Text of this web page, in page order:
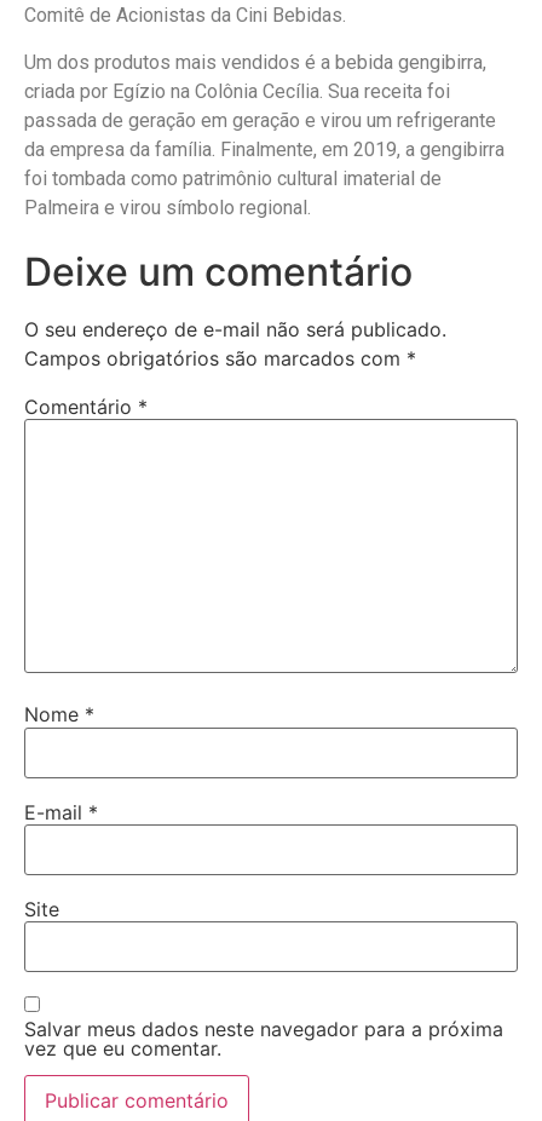
Comitê de Acionistas da Cini Bebidas.
Um dos produtos mais vendidos é a bebida gengibirra,
criada por Egízio na Colônia Cecília. Sua receita foi
passada de geração em geração e virou um refrigerante
da empresa da família. Finalmente, em 2019, a gengibirra
foi tombada como patrimônio cultural imaterial de
Palmeira e virou símbolo regional.
Deixe um comentário
O seu endereço de e-mail não será publicado.
Campos obrigatórios são marcados com *
Comentário *
Nome *
E-mail *
Site
Salvar meus dados neste navegador para a próxima
vez que eu comentar.